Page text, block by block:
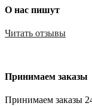
О нас пишут
Читать отзывы
Принимаем заказы
Принимаем заказы